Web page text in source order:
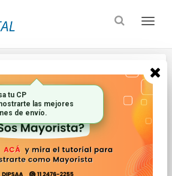
Y Video_2 Smartwatch
ORDENAR
tu CP
las mejores
de envío.